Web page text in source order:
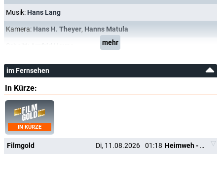
Musik: Hans Lang
Kamera: Hans H. Theyer, Hanns Matula
mehr
im Fernsehen
In Kürze:
IN KÜRZE
Filmgold Di, 11.08.2026 01:18 Heimweh - Dort wo die Blumen blühn